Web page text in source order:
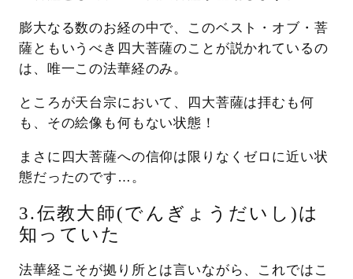
膨大なる数のお経の中で、このベスト・オブ・菩
薩ともいうべき四大菩薩のことが説かれているの
は、唯一この法華経のみ。
ところが天台宗において、四大菩薩は拝むも何
も、その絵像も何もない状態！
まさに四大菩薩への信仰は限りなくゼロに近い状
態だったのです…。
3.伝教大師(でんぎょうだいし)は
知っていた
法華経こそが拠り所とは言いながら、これではこ